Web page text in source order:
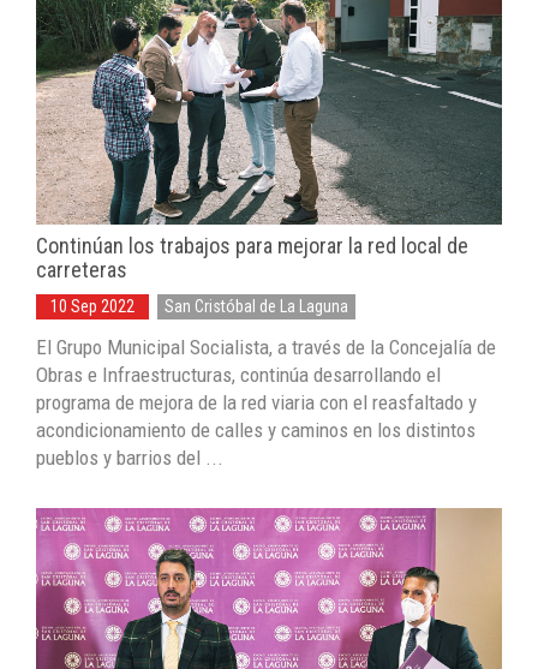
Continúan los trabajos para mejorar la red local de
carreteras
10 Sep 2022 San Cristóbal de La Laguna
El Grupo Municipal Socialista, a través de la Concejalía de
Obras e Infraestructuras, continúa desarrollando el
programa de mejora de la red viaria con el reasfaltado y
acondicionamiento de calles y caminos en los distintos
pueblos y barrios del ...